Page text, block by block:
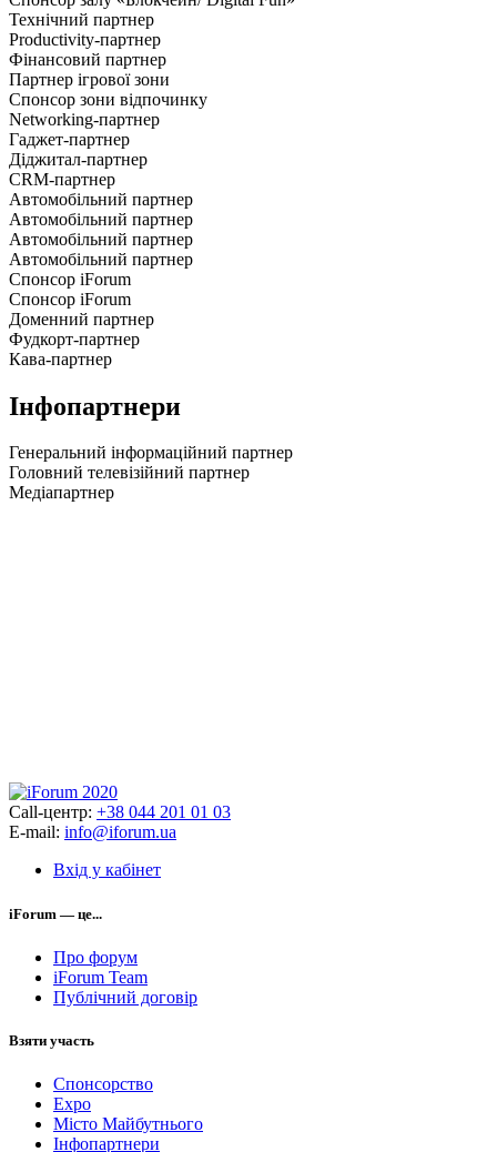
Технічний партнер
Productivity-партнер
Фінансовий партнер
Партнер ігрової зони
Спонсор зони відпочинку
Networking-партнер
Гаджет-партнер
Діджитал-партнер
CRM-партнер
Автомобільний партнер
Автомобільний партнер
Автомобільний партнер
Автомобільний партнер
Спонсор iForum
Спонсор iForum
Доменний партнер
Фудкорт-партнер
Кава-партнер
Інфопартнери
Генеральний інформаційний партнер
Головний телевізійний партнер
Медіапартнер
Call-центр: +38 044 201 01 03
E-mail: info@iforum.ua
Вхід у кабінет
iForum — це...
Про форум
iForum Team
Публічний договір
Взяти участь
Спонсорство
Expo
Місто Майбутнього
Інфопартнери